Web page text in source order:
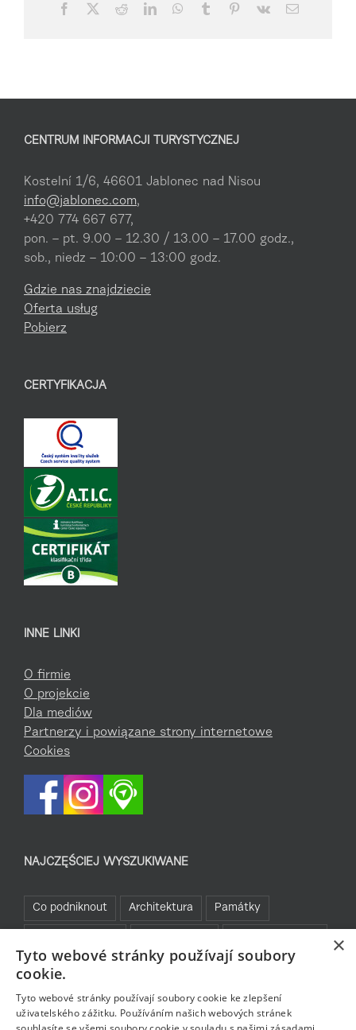
Facebook RedditLinkedInWhatsApp
Tumblr Pinterest
Vk Email
CENTRUM INFORMACJI TURYSTYCZNEJ
Kostelní 1/6, 46601 Jablonec nad Nisou
info@jablonec.com,
+420 774 667 677,
pon. – pt. 9.00 – 12.30 / 13.00 – 17.00 godz.,
sob., niedz – 10:00 – 13:00 godz.
Gdzie nas znajdziecie
Oferta usług
Pobierz
CERTYFIKACJA
INNE LINKI
O firmie
O projekcie
Dla mediów
Partnerzy i powiązane strony internetowe
Cookies
NAJCZĘŚCIEJ WYSZUKIWANE
Co podniknout Architektura Památky
Bez bariér Bavte se v Jablonci
Rozhledny
×
Tyto webové stránky používají soubory
cookie.
Tyto webové stránky používají soubory cookie ke zlepšení
uživatelského zážitku. Používáním našich webových stránek